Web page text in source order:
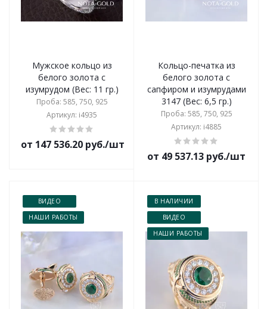
Мужское кольцо из
белого золота с
изумрудом (Вес: 11 гр.)
Проба: 585, 750, 925
Артикул: i4935
от 147 536.20 руб./шт
Кольцо-печатка из
белого золота с
сапфиром и изумрудами
3147 (Вес: 6,5 гр.)
Проба: 585, 750, 925
Артикул: i4885
от 49 537.13 руб./шт
ВИДЕО
НАШИ РАБОТЫ
В НАЛИЧИИ
ВИДЕО
НАШИ РАБОТЫ